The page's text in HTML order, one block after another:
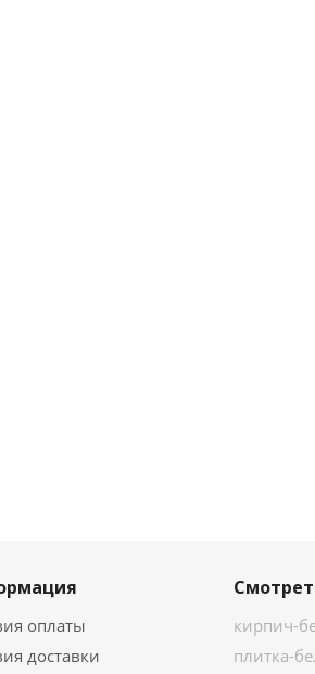
оплаты
доставки
кирпич-
плитка-